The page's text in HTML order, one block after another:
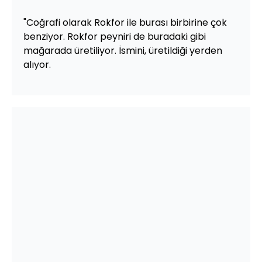
"Coğrafi olarak Rokfor ile burası birbirine çok
benziyor. Rokfor peyniri de buradaki gibi
mağarada üretiliyor. İsmini, üretildiği yerden
alıyor.